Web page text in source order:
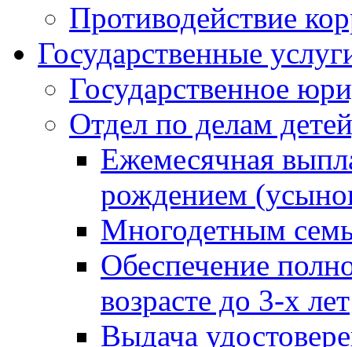
Противодействие
Государственные
Государственное
Отдел по делам
Ежемесячная
рождением
Многодетным
Обеспечение
возрасте до 3-х лет
Выдача